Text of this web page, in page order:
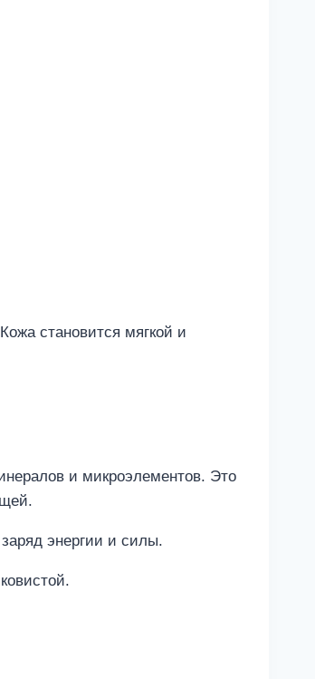
становится мягкой и
и микроэлементов. Это
энергии и силы.